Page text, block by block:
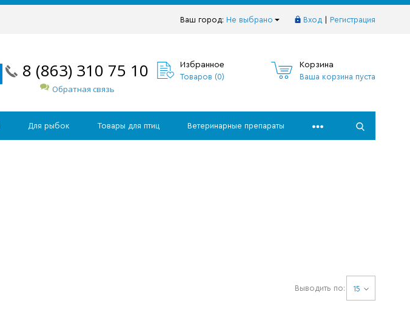
Ваш город: Не выбрано Вход Регистрация
8 (863) 310 75 10
Обратная связь
Избранное
Товаров (0)
Корзина
Ваша корзина пуста
Для рыбок Товары для птиц Ветеринарные препараты
Выводить по: 15